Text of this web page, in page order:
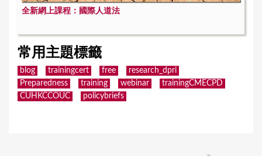
全新網上課程：國際人道法
常用主題標籤
blog trainingcert free
research_dpri
Preparedness
training webinar
trainingCMECPD
CUHKCCOUC
policybriefs